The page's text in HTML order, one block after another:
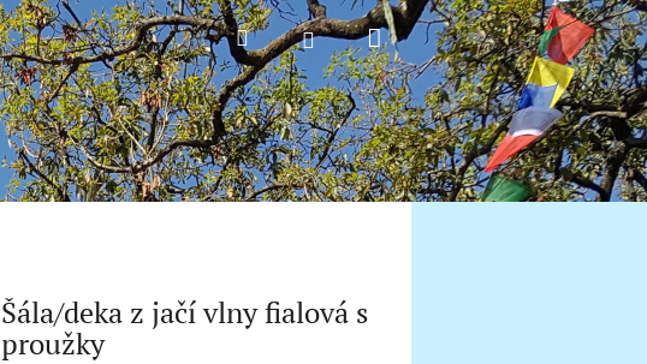
HledatPřihlášeníNákupní
košík
Šála/deka z jačí vlny fialová s
proužky